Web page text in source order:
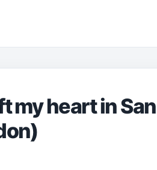
my heart in